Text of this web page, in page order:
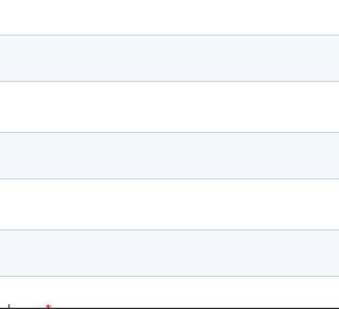
va de pair avec le
à accompagner chaque
individuelle, en mettant
de leur confiance
de leurs
et